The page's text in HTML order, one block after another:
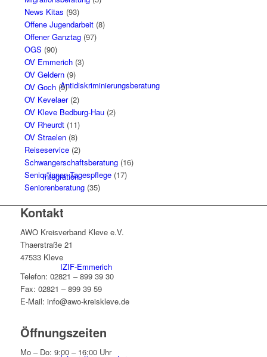
Antidiskriminierungsberatung
Integration
IZIF-Emmerich
News Kitas (93)
Offene Jugendarbeit(8)
Offener Ganztag(97)
OGS (90)
OV Emmerich(3)
OV Geldern(9)
OV Goch(9)
OV Kevelaer(2)
OV Kleve Bedburg-Hau(2)
OV Rheurdt(11)
OV Straelen(8)
Reiseservice(2)
Schwangerschaftsberatung(16)
Senior*innen-Tagespflege(17)
Seniorenberatung(35)
Kontakt
AWO Kreisverband Kleve e.V.
Thaerstraße 21
47533 Kleve
Telefon: 02821 – 899 39 30
Fax: 02821 – 899 39 59
E-Mail: info@awo-kreiskleve.de
Öffnungszeiten
Mo – Do: 9:00 – 16:00 Uhr